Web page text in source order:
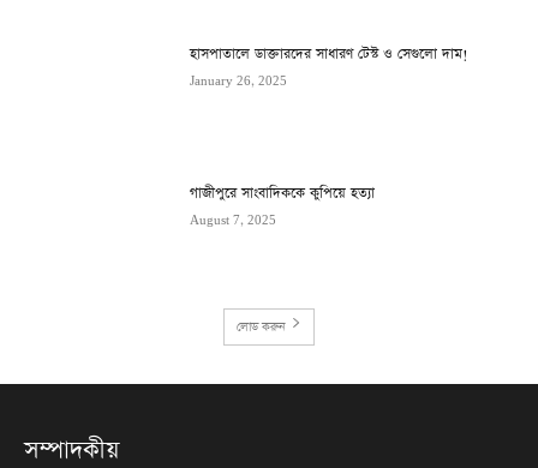
হাসপাতালে ডাক্তারদের সাধারণ টেস্ট ও সেগুলো দাম!
January 26, 2025
গাজীপুরে সাংবাদিককে কুপিয়ে হত্যা
August 7, 2025
লোড করুন
সম্পাদকীয়